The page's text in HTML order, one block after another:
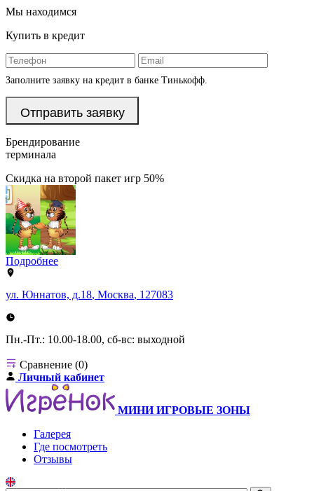
Мы находимся
Купить в кредит
Заполните заявку на кредит в банке Тинькофф.
Брендирование
терминала
Скидка на второй пакет игр 50%
Подробнее
ул. Юннатов, д.18, Москва, 127083
Пн.-Пт.: 10.00-18.00, сб-вс: выходной
Сравнение (0)
Личный кабинет
МИНИ ИГРОВЫЕ ЗОНЫ
Галерея
Где посмотреть
Отзывы